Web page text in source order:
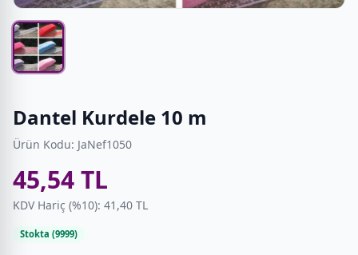
Dantel Kurdele 10 m
Ürün Kodu: JaNef1050
45,54 TL
KDV Hariç (%10): 41,40 TL
Stokta (9999)